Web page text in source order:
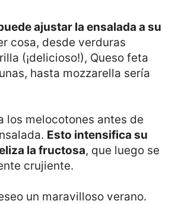
ajustar la ensalada a su
cosa, desde verduras
(¡delicioso!), Queso feta
hasta mozzarella sería
los melocotones antes de
Esto intensifica su
la fructosa, que luego se
crujiente.
un maravilloso verano.